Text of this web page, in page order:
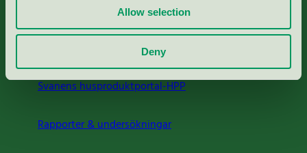
Allow selection
Deny
Nordic Ecolabelling Portal
Portal för massa, papper & tryckerier
Svanens husproduktportal-HPP
Rapporter & undersökningar